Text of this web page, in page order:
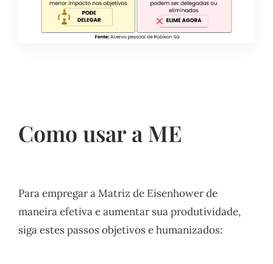
Como usar a ME
Para empregar a Matriz de Eisenhower de
maneira efetiva e aumentar sua produtividade,
siga estes passos objetivos e humanizados: